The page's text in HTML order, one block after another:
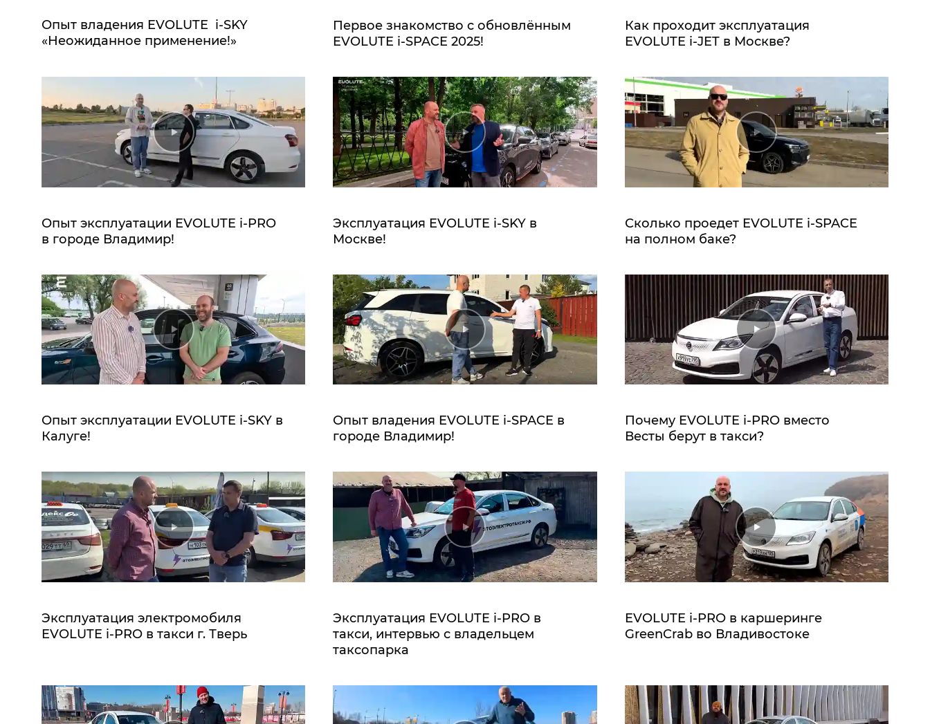
Опыт владения EVOLUTE i‑SKY
«Неожиданное применение!»
Первое знакомство с обновлённым
EVOLUTE i‑SPACE 2025!
Как проходит эксплуатация
EVOLUTE i‑JET в Москве?
Опыт эксплуатации EVOLUTE i‑PRO
в городе Владимир!
Эксплуатация EVOLUTE i‑SKY в
Москве!
Сколько проедет EVOLUTE i‑SPACE
на полном баке?
Опыт эксплуатации EVOLUTE i‑SKY в
Калуге!
Опыт владения EVOLUTE i‑SPACE в
городе Владимир!
Почему EVOLUTE i‑PRO вместо
Весты берут в такси?
Эксплуатация электромобиля
EVOLUTE i‑PRO в такси г. Тверь
Эксплуатация EVOLUTE i‑PRO в
такси, интервью с владельцем
таксопарка
EVOLUTE i‑PRO в каршеринге
GreenCrab во Владивостоке